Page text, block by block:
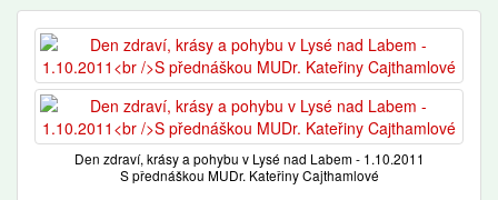
Den zdraví, krásy a pohybu v Lysé nad Labem - 1.10.2011
S přednáškou MUDr. Kateřiny Cajthamlové